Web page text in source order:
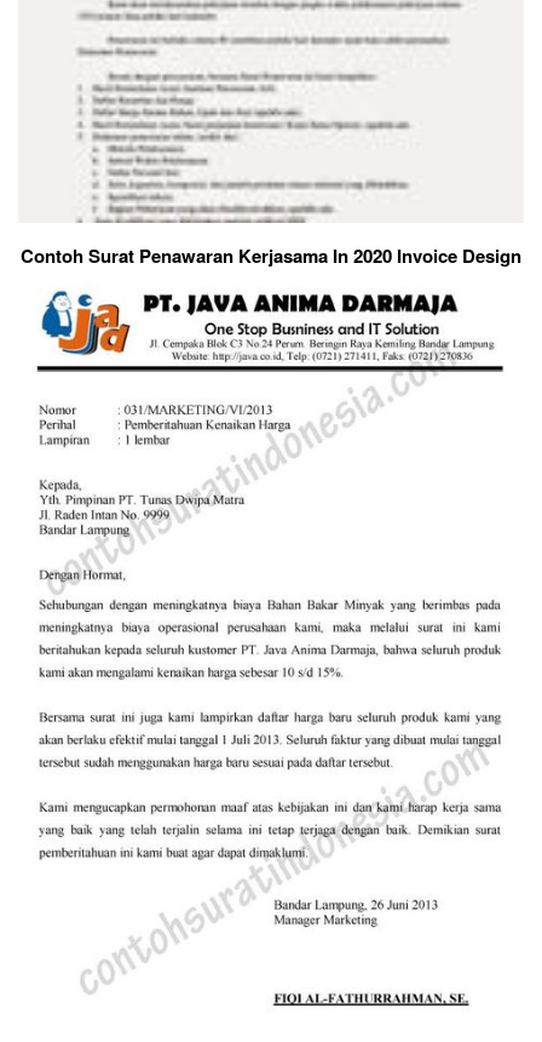
Contoh Surat Penawaran Kerjasama In 2020 Invoice Design